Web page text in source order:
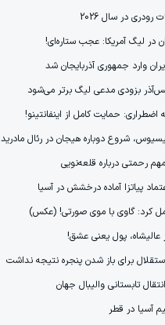
در سال 2026
در لیگ آمریکا: عجب ستاره‌ای!
وارد جمهوری آذربایجان شد
بزودی مدعی لیگ برتر می‌شود
حمایت کامل از اینفانتینو!
شروع دوباره هیجان در رئال مادرید
رحمتی درباره قلعه‌نویی
پیاتزا آماده درخشش در آسیا
کرد: گاوی با موی صورتی! (عکس)
عالیشاه، پول یعنی عشق!
برای باز شدن پنجره نتیجه نداشت
تابستانی والیبال جهان
آسیا در قطر